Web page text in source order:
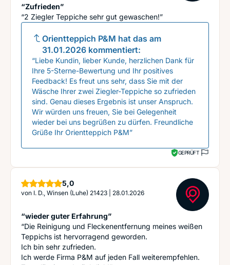
“Zufrieden”
“2 Ziegler Teppiche sehr gut gewaschen!”
Orientteppich P&M hat das am
31.01.2026 kommentiert:
“Liebe Kundin, lieber Kunde, herzlichen Dank für
Ihre 5-Sterne-Bewertung und Ihr positives
Feedback! Es freut uns sehr, dass Sie mit der
Wäsche Ihrer zwei Ziegler-Teppiche so zufrieden
sind. Genau dieses Ergebnis ist unser Anspruch.
Wir würden uns freuen, Sie bei Gelegenheit
wieder bei uns begrüßen zu dürfen. Freundliche
Grüße Ihr Orientteppich P&M”
GEPRÜFT
5,0Sterne
von I. D., Winsen (Luhe) 21423 28.01.2026
“wieder guter Erfahrung”
“Die Reinigung und Fleckenentfernung meines weißen
Teppichs ist hervorragend geworden.
Ich bin sehr zufrieden.
Ich werde Firma P&M auf jeden Fall weiterempfehlen.